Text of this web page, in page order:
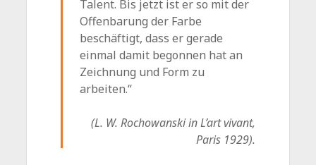
Talent. Bis jetzt ist er so mit der
Offenbarung der Farbe
beschäftigt, dass er gerade
einmal damit begonnen hat an
Zeichnung und Form zu
arbeiten.“
(L. W. Rochowanski in L’art vivant,
Paris 1929).